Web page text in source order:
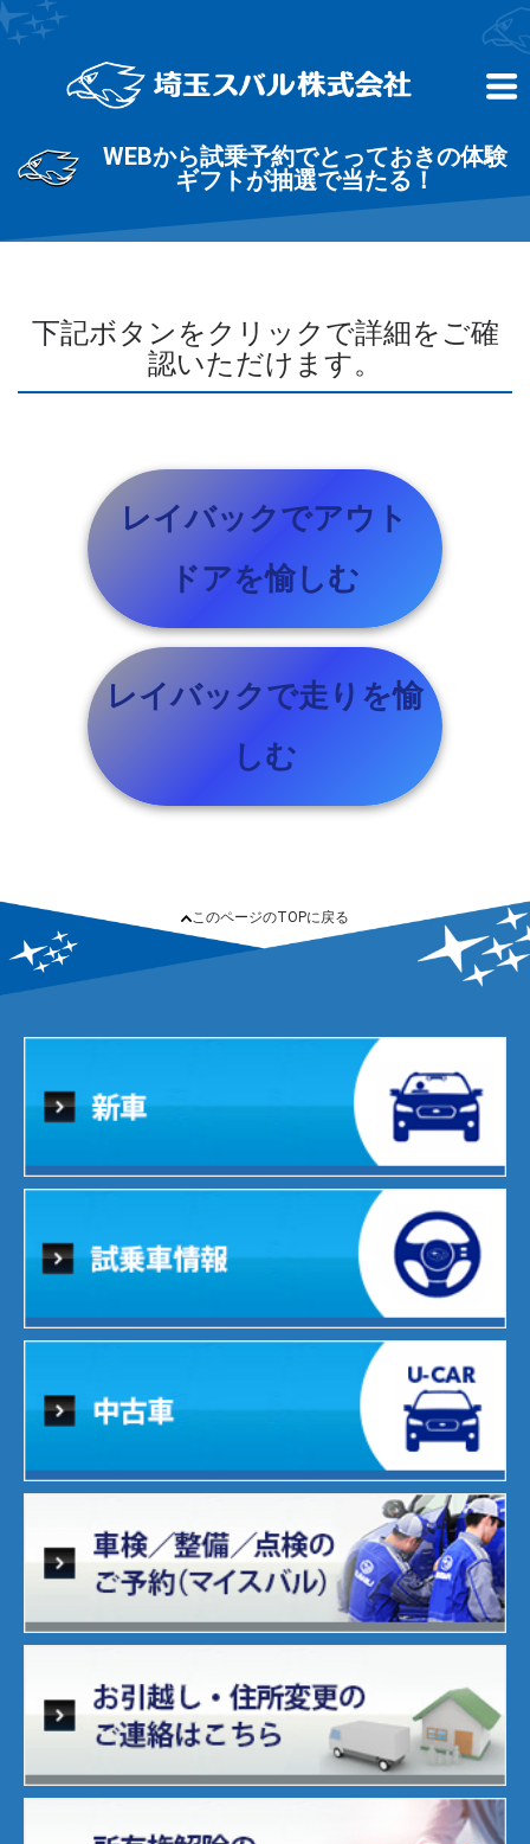
WEBから試乗予約でとっておきの体験
ギフトが抽選で当たる！
下記ボタンをクリックで詳細をご確
認いただけます。
レイバックでアウト
ドアを愉しむ
レイバックで走りを愉
しむ
このページのTOPに戻る